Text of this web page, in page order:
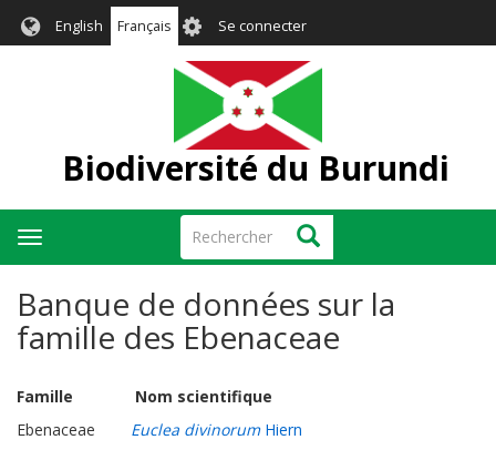
English Français User
account
menu
Se connecter
Biodiversité du Burundi
Rechercher Rechercher
Toggle
navigation
Banque de données sur la
famille des Ebenaceae
Famille Nom scientifique
Ebenaceae Euclea divinorumHiern